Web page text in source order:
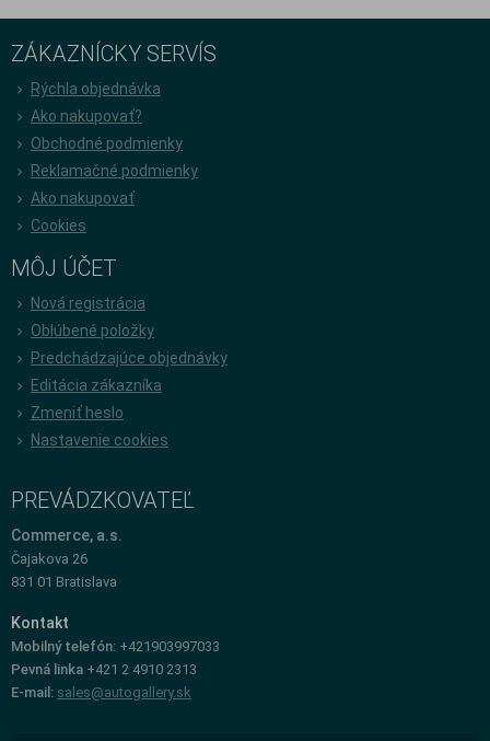
ZÁKAZNÍCKY SERVÍS
Rýchla objednávka
Ako nakupovať?
Obchodné podmienky
Reklamačné podmienky
Ako nakupovať
Cookies
MÔJ ÚČET
Nová registrácia
Oblúbené položky
Predchádzajúce objednávky
Editácia zákazníka
Zmeniť heslo
Nastavenie cookies
PREVÁDZKOVATEĽ
Commerce, a.s.
Čajakova 26
831 01 Bratislava
Kontakt
Mobilný telefón: +421903997033
Pevná linka +421 2 4910 2313
E-mail: sales@autogallery.sk